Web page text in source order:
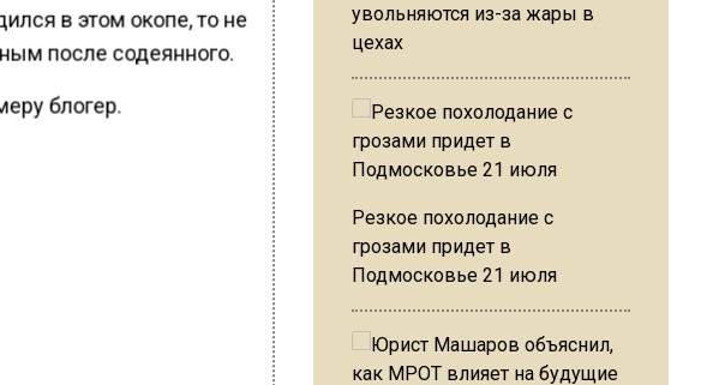
в этом окопе, то не
после содеянного.
блогер.
увольняются из-за жары в
цехах
Резкое похолодание с
грозами придет в
Подмосковье 21 июля